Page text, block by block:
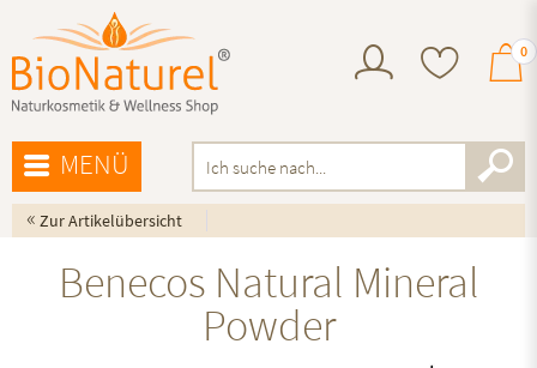
0
MENÜ
« Zur Artikelübersicht
Benecos Natural Mineral
Powder